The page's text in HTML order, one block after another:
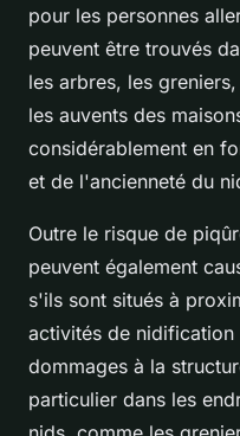
pour les personnes
peuvent être trouvés
les arbres, les
les auvents des
considérablement en
et de l'ancienneté du
Outre le risque de
peuvent également
s'ils sont situés à
activités de nidification
dommages à la
particulier dans les